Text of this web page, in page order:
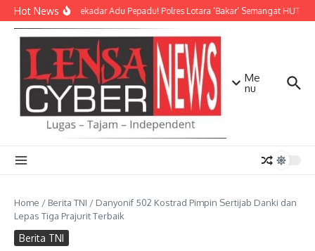
Lewati ke konten
Hot NewsBukan Sekadar Adu Pepadu! Polres Lotara ‘Bakar’ Semangat HUT
Me
nu
Home / Berita TNI / Danyonif 502 Kostrad Pimpin Sertijab Danki dan
Lepas Tiga Prajurit Terbaik
Berita TNI